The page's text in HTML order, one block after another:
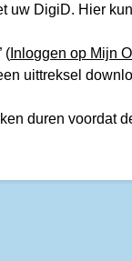
uw DigiD. Hier
( Inloggen op Mijn
uittreksel
duren voordat